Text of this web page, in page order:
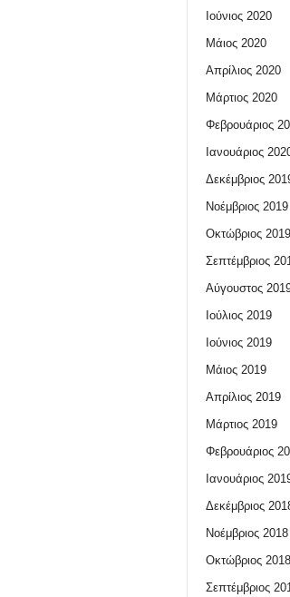
Ιούνιος 2020
Μάιος 2020
Απρίλιος 2020
Μάρτιος 2020
Φεβρουάριος
Ιανουάριος
Δεκέμβριος
Νοέμβριος 2019
Οκτώβριος 2019
Σεπτέμβριος
Αύγουστος
Ιούλιος 2019
Ιούνιος 2019
Μάιος 2019
Απρίλιος 2019
Μάρτιος 2019
Φεβρουάριος
Ιανουάριος
Δεκέμβριος
Νοέμβριος 2018
Οκτώβριος 2018
Σεπτέμβριος